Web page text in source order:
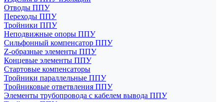
Отводы ППУ
Переходы ППУ
Тройники ППУ
Неподвижные опоры ППУ
Cильфонный компенсатор ППУ
Z-образные элементы ППУ
Концевые элементы ППУ
Стартовые компенсаторы
Тройники параллельные ППУ
Тройниковые ответвления ППУ
Элементы трубопровода с кабелем вывода ППУ